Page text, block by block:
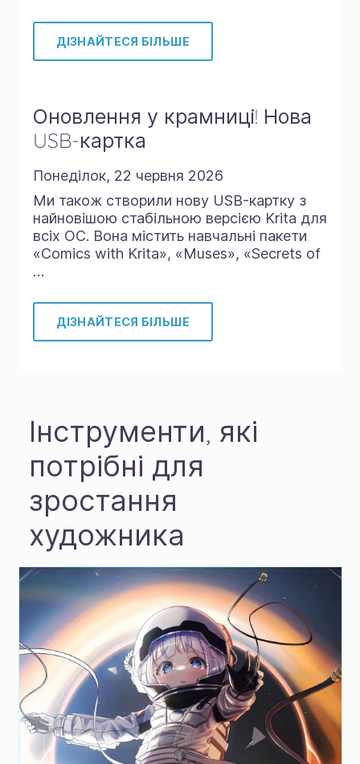
ДІЗНАЙТЕСЯ БІЛЬШЕ
Оновлення у крамниці! Нова
USB-картка
Понеділок, 22 червня 2026
Ми також створили нову USB-картку з
найновішою стабільною версією Krita для
всіх ОС. Вона містить навчальні пакети
«Comics with Krita», «Muses», «Secrets of
…
ДІЗНАЙТЕСЯ БІЛЬШЕ
Інструменти, які
потрібні для
зростання
художника